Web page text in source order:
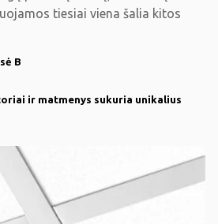
tiesiai viena šalia kitos
B
ir matmenys sukuria unikalius